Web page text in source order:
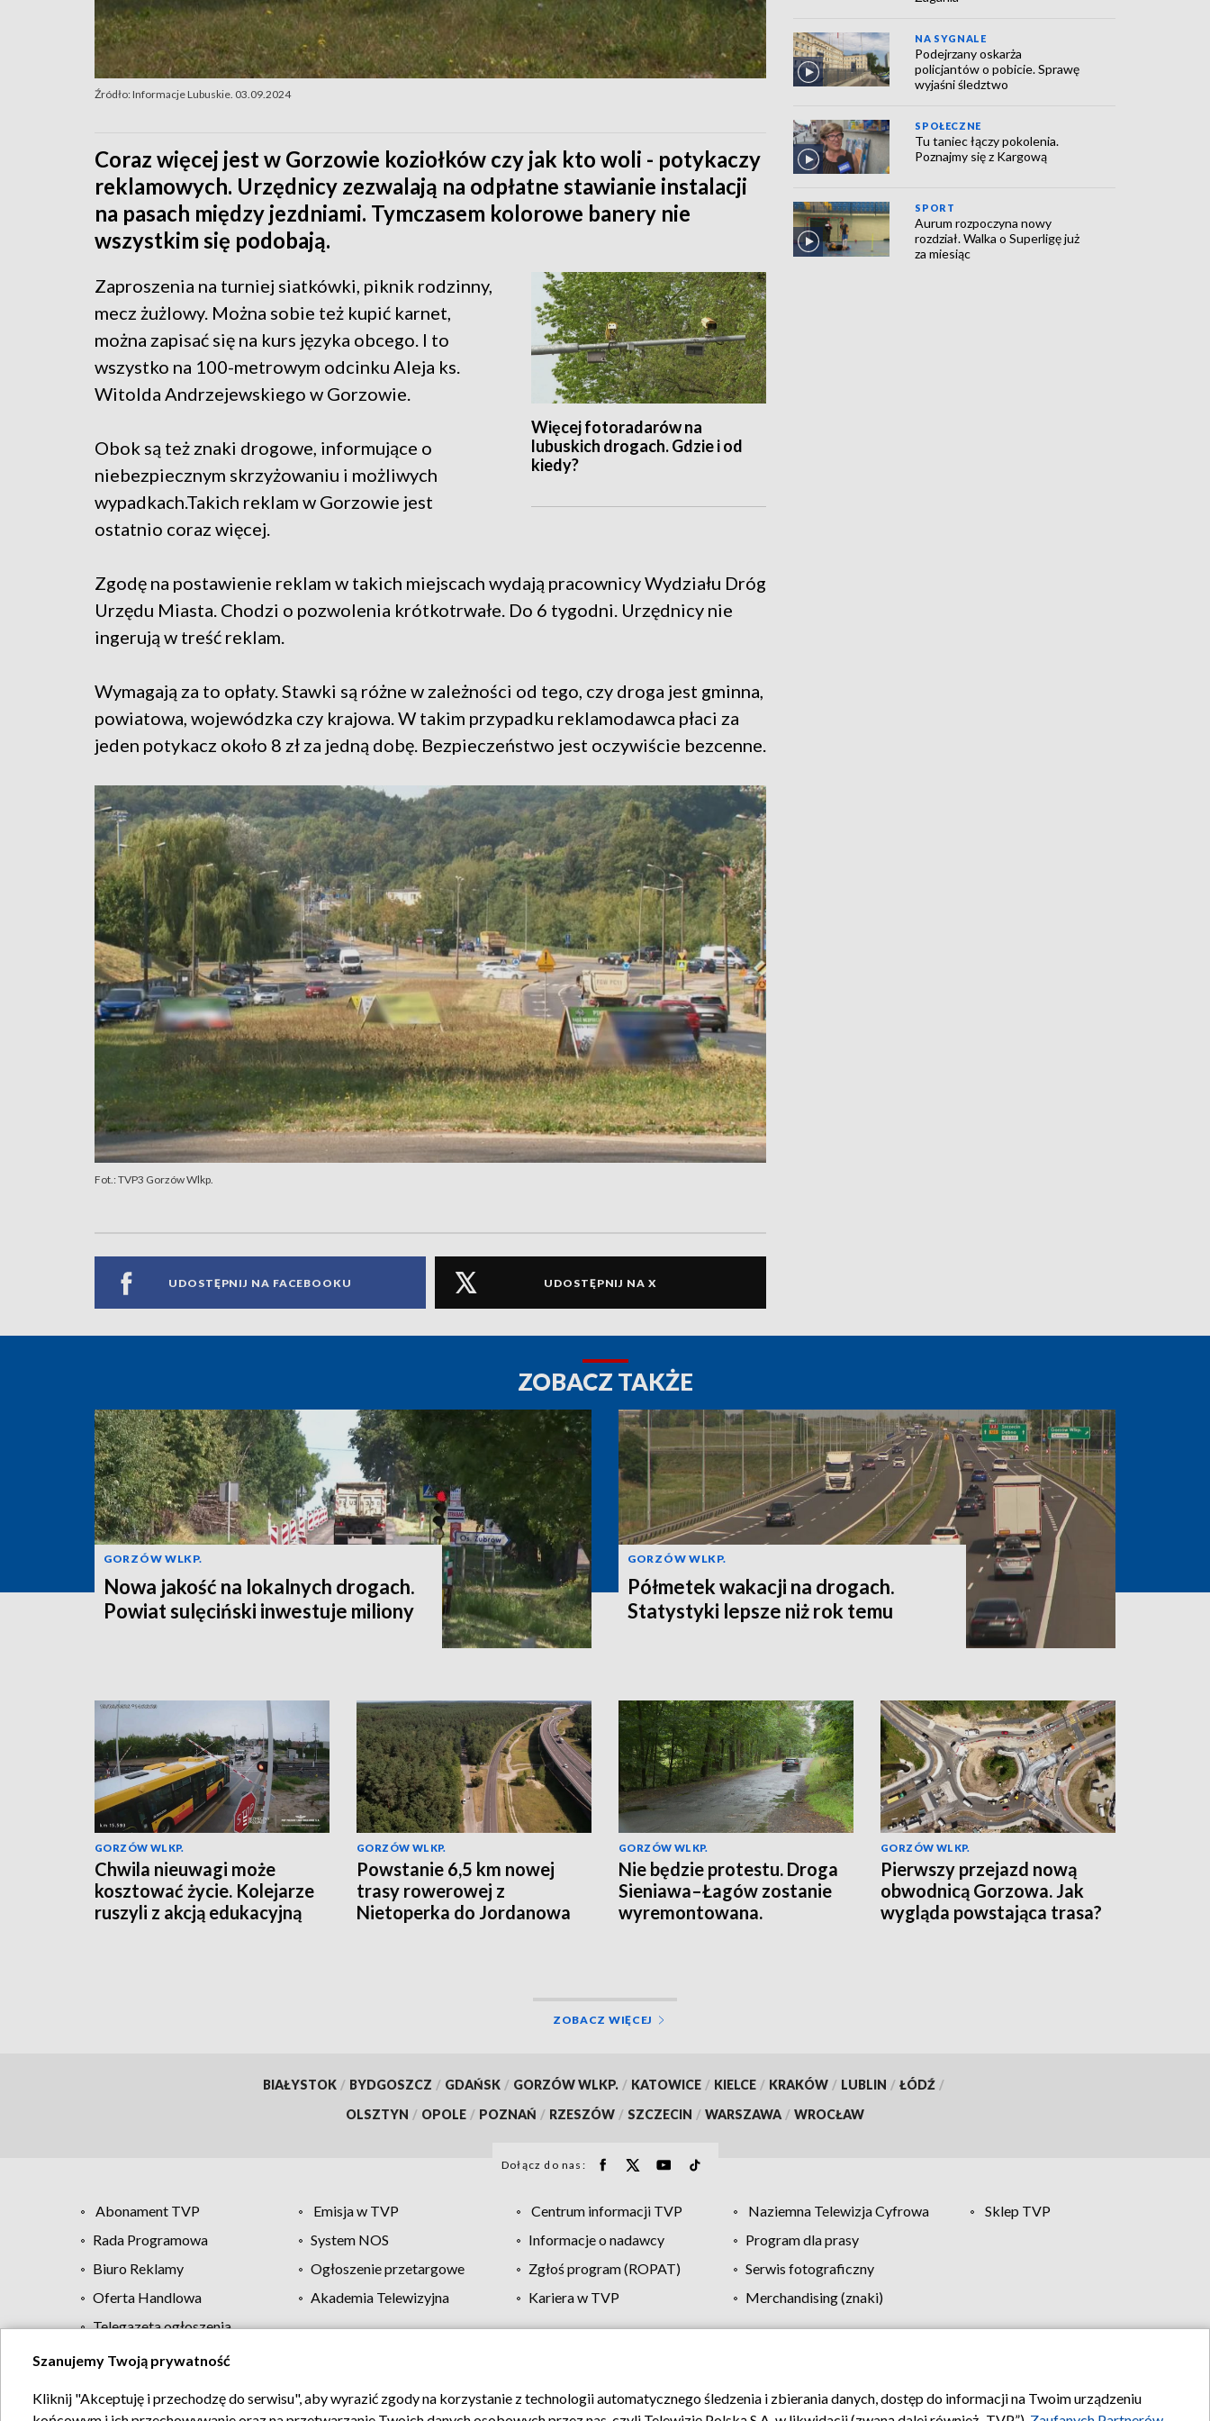
Źródło: Informacje Lubuskie. 03.09.2024
Coraz więcej jest w Gorzowie koziołków czy jak kto woli - potykaczy
reklamowych. Urzędnicy zezwalają na odpłatne stawianie instalacji
na pasach między jezdniami. Tymczasem kolorowe banery nie
wszystkim się podobają.
Więcej fotoradarów na
lubuskich drogach. Gdzie i od
kiedy?
Zaproszenia na turniej siatkówki, piknik rodzinny,
mecz żużlowy. Można sobie też kupić karnet,
można zapisać się na kurs języka obcego. I to
wszystko na 100-metrowym odcinku Aleja ks.
Witolda Andrzejewskiego w Gorzowie.
Obok są też znaki drogowe, informujące o
niebezpiecznym skrzyżowaniu i możliwych
wypadkach.Takich reklam w Gorzowie jest
ostatnio coraz więcej.
Zgodę na postawienie reklam w takich miejscach wydają pracownicy Wydziału Dróg
Urzędu Miasta. Chodzi o pozwolenia krótkotrwałe. Do 6 tygodni. Urzędnicy nie
ingerują w treść reklam.
Wymagają za to opłaty. Stawki są różne w zależności od tego, czy droga jest gminna,
powiatowa, wojewódzka czy krajowa. W takim przypadku reklamodawca płaci za
jeden potykacz około 8 zł za jedną dobę. Bezpieczeństwo jest oczywiście bezcenne.
Fot.: TVP3 Gorzów Wlkp.
UDOSTĘPNIJ NA FACEBOOKU UDOSTĘPNIJ NA X
NA SYGNALE
Podejrzany oskarża
policjantów o pobicie. Sprawę
wyjaśni śledztwo
SPOŁECZNE
Tu taniec łączy pokolenia.
Poznajmy się z Kargową
SPORT
Aurum rozpoczyna nowy
rozdział. Walka o Superligę już
za miesiąc
ZOBACZ TAKŻE
GORZÓW WLKP.
Nowa jakość na lokalnych drogach.
Powiat sulęciński inwestuje miliony
GORZÓW WLKP.
Półmetek wakacji na drogach.
Statystyki lepsze niż rok temu
GORZÓW WLKP.
Chwila nieuwagi może
kosztować życie. Kolejarze
ruszyli z akcją edukacyjną
GORZÓW WLKP.
Powstanie 6,5 km nowej
trasy rowerowej z
Nietoperka do Jordanowa
GORZÓW WLKP.
Nie będzie protestu. Droga
Sieniawa–Łagów zostanie
wyremontowana.
GORZÓW WLKP.
Pierwszy przejazd nową
obwodnicą Gorzowa. Jak
wygląda powstająca trasa?
ZOBACZ WIĘCEJ
BIAŁYSTOK / BYDGOSZCZ / GDAŃSK / GORZÓW WLKP. / KATOWICE / KIELCE / KRAKÓW / LUBLIN / ŁÓDŹ /
OLSZTYN / OPOLE / POZNAŃ / RZESZÓW / SZCZECIN / WARSZAWA / WROCŁAW
Dołącz do nas:
Abonament TVP Emisja w TVP Centrum informacji TVP Naziemna Telewizja Cyfrowa
Sklep TVP
Rada Programowa
System NOS Informacje o nadawcy
Program dla prasy
Biuro Reklamy
Ogłoszenie przetargowe Zgłoś program (ROPAT)
Serwis fotograficzny
Oferta Handlowa
Akademia Telewizyjna Kariera w TVP
Merchandising (znaki)
Telegazeta ogłoszenia
Regulamin TVP Polityka prywatności Moje zgody Pomoc Biuro reklamy Kontakt
Szanujemy Twoją prywatność
Kliknij "Akceptuję i przechodzę do serwisu", aby wyrazić zgody na korzystanie z technologii automatycznego śledzenia i zbierania danych, dostęp do informacji na Twoim urządzeniu